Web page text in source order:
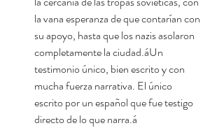
la vana esperanza de que contarían con
su apoyo, hasta que los nazis asolaron
completamente la ciudad.áUn
testimonio único, bien escrito y con
mucha fuerza narrativa. El único
escrito por un español que fue testigo
directo de lo que narra.á